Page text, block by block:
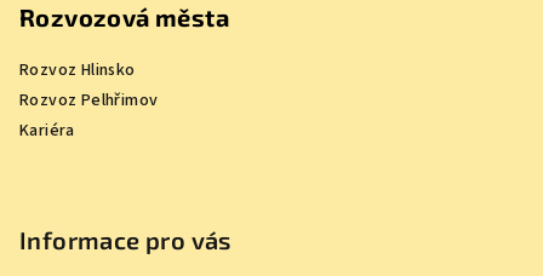
Rozvozová města
Rozvoz Hlinsko
Rozvoz Pelhřimov
Kariéra
Informace pro vás